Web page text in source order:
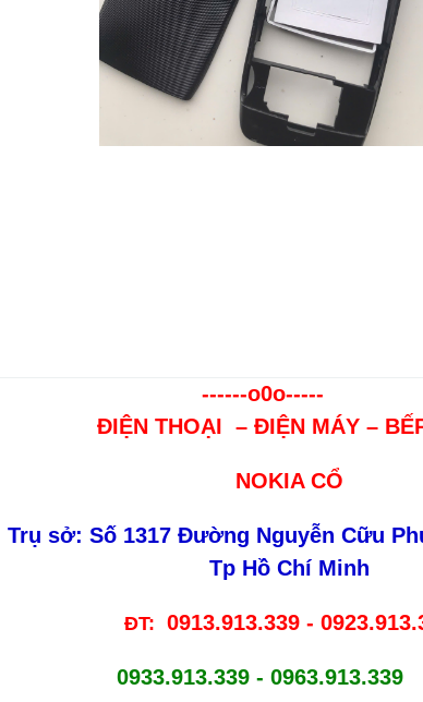
------o0o-----
ĐIỆN THOẠI – ĐIỆN MÁY –
NOKIA CỔ
Trụ sở: Số 1317 Đường Nguyễn Cữu
Tp Hồ Chí Minh
ĐT: 0913.913.339 -
0933.913.339 - 0963.913.339